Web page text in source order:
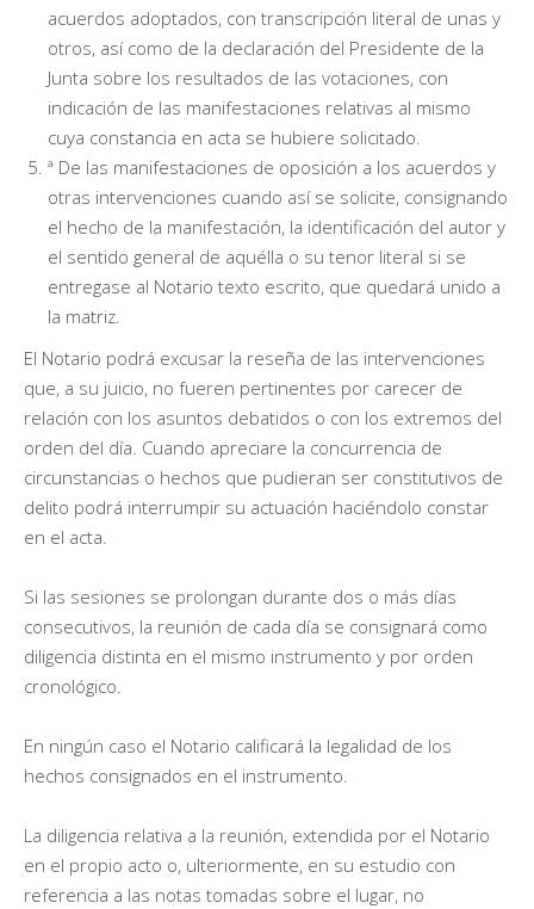
acuerdos adoptados, con transcripción literal de unas y
otros, así como de la declaración del Presidente de la
Junta sobre los resultados de las votaciones, con
indicación de las manifestaciones relativas al mismo
cuya constancia en acta se hubiere solicitado.
ª De las manifestaciones de oposición a los acuerdos y
otras intervenciones cuando así se solicite, consignando
el hecho de la manifestación, la identificación del autor y
el sentido general de aquélla o su tenor literal si se
entregase al Notario texto escrito, que quedará unido a
la matriz.
El Notario podrá excusar la reseña de las intervenciones
que, a su juicio, no fueren pertinentes por carecer de
relación con los asuntos debatidos o con los extremos del
orden del día. Cuando apreciare la concurrencia de
circunstancias o hechos que pudieran ser constitutivos de
delito podrá interrumpir su actuación haciéndolo constar
en el acta.
Si las sesiones se prolongan durante dos o más días
consecutivos, la reunión de cada día se consignará como
diligencia distinta en el mismo instrumento y por orden
cronológico.
En ningún caso el Notario calificará la legalidad de los
hechos consignados en el instrumento.
La diligencia relativa a la reunión, extendida por el Notario
en el propio acto o, ulteriormente, en su estudio con
referencia a las notas tomadas sobre el lugar, no